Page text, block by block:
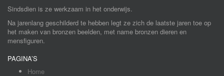
Sindsdien is ze werkzaam in het onderwijs.
Na jarenlang geschilderd te hebben legt ze zich de laatste jaren toe op
het maken van bronzen beelden, met name bronzen dieren en
mensfiguren.
PAGINA’S
Home